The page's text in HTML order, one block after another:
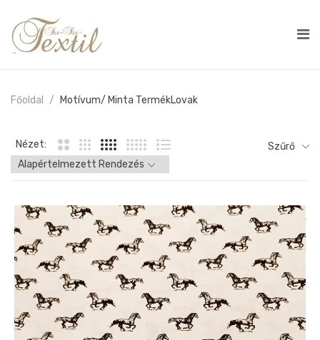
Főoldal Motívum/ Minta TermékLovak
Nézet: Szűrő